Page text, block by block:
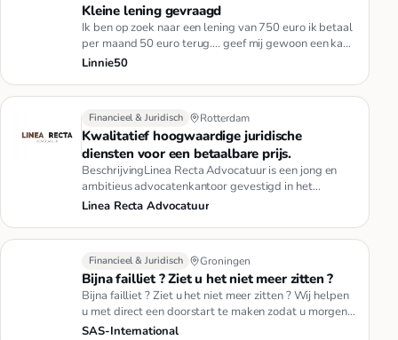
Kleine lening gevraagd
Ik ben op zoek naar een lening van 750 euro ik betaal
per maand 50 euro terug.... geef mij gewoon een kans
alstublieft w…
Linnie50
Financieel & Juridisch Rotterdam
Kwalitatief hoogwaardige juridische
diensten voor een betaalbare prijs.
BeschrijvingLinea Recta Advocatuur is een jong en
ambitieus advocatenkantoor gevestigd in het
centrum van Rotterdam. Het…
Linea Recta Advocatuur
Financieel & Juridisch Groningen
Bijna failliet ? Ziet u het niet meer zitten ?
Bijna failliet ? Ziet u het niet meer zitten ? Wij helpen
u met direct een doorstart te maken zodat u morgen
weer verder…
SAS-International